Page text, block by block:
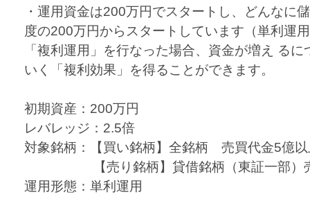
・運用資金は200万円でスタートし、どんなに
度の200万円からスタートしています（単利運
「複利運用」を行なった場合、資金が増え る
いく「複利効果」を得ることができます。
初期資産：200万円
レバレッジ：2.5倍
対象銘柄：【買い銘柄】全銘柄 売買代金5億
【売り銘柄】貸借銘柄（東証一部）売
運用形態：単利運用